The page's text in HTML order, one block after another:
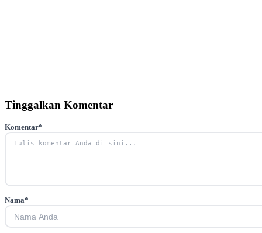
Tinggalkan Komentar
Komentar*
Nama*